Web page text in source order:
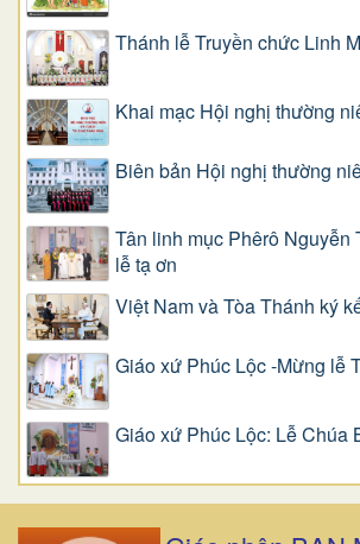
Thánh lễ Truyền chức Linh
Khai mạc Hội nghị thường
Biên bản Hội nghị thường
Tân linh mục Phêrô Nguyễn
lễ tạ ơn
Việt Nam và Tòa Thánh ký
Giáo xứ Phúc Lộc -Mừng lễ
Giáo xứ Phúc Lộc: Lễ Chúa